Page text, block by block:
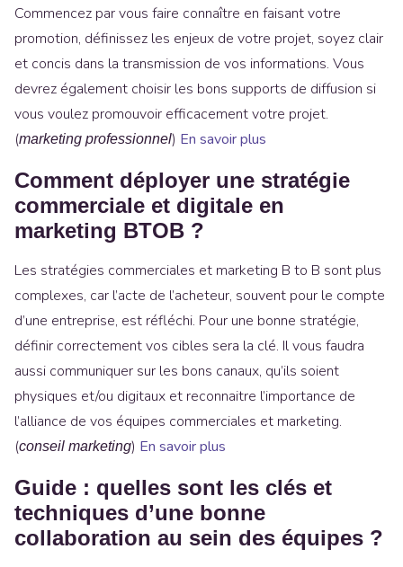
Commencez par vous faire connaître en faisant votre
promotion, définissez les enjeux de votre projet, soyez clair
et concis dans la transmission de vos informations. Vous
devrez également choisir les bons supports de diffusion si
vous voulez promouvoir efficacement votre projet.
(marketing professionnel) En savoir plus
Comment déployer une stratégie
commerciale et digitale en
marketing BTOB ?
Les stratégies commerciales et marketing B to B sont plus
complexes, car l’acte de l’acheteur, souvent pour le compte
d’une entreprise, est réfléchi. Pour une bonne stratégie,
définir correctement vos cibles sera la clé. Il vous faudra
aussi communiquer sur les bons canaux, qu’ils soient
physiques et/ou digitaux et reconnaitre l’importance de
l’alliance de vos équipes commerciales et marketing.
(conseil marketing) En savoir plus
Guide : quelles sont les clés et
techniques d’une bonne
collaboration au sein des équipes ?